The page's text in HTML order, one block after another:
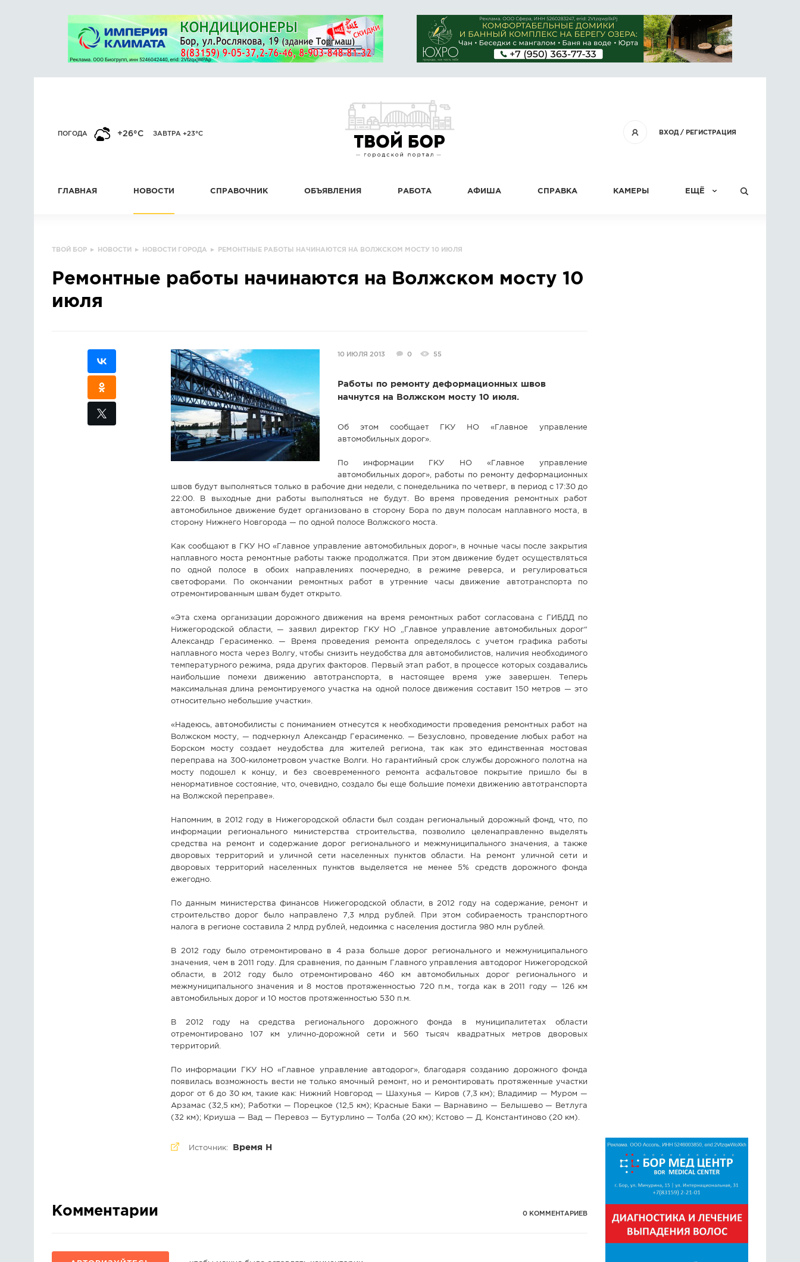
ВХОД/ РЕГИСТРАЦИЯ
ПОГОДА +26°C ЗАВТРА +23°C
ГЛАВНАЯ НОВОСТИ СПРАВОЧНИК ОБЪЯВЛЕНИЯ РАБОТА АФИША СПРАВКА КАМЕРЫ ЕЩЁ
ТВОЙ БОР ▸ НОВОСТИ ▸ НОВОСТИ ГОРОДА ▸ РЕМОНТНЫЕ РАБОТЫ НАЧИНАЮТСЯ НА ВОЛЖСКОМ МОСТУ 10 ИЮЛЯ
Ремонтные работы начинаются на Волжском мосту 10
июля
10 ИЮЛЯ 2013 0 55
Работы по ремонту деформационных швов
начнутся на Волжском мосту 10 июля.
Об этом сообщает ГКУ НО «Главное управление
автомобильных дорог».
По информации ГКУ НО «Главное управление
автомобильных дорог», работы по ремонту деформационных
швов будут выполняться только в рабочие дни недели, с понедельника по четверг, в период с 17:30 до
22:00. В выходные дни работы выполняться не будут. Во время проведения ремонтных работ
автомобильное движение будет организовано в сторону Бора по двум полосам наплавного моста, в
сторону Нижнего Новгорода — по одной полосе Волжского моста.
Как сообщают в ГКУ НО «Главное управление автомобильных дорог», в ночные часы после закрытия
наплавного моста ремонтные работы также продолжатся. При этом движение будет осуществляться
по одной полосе в обоих направлениях поочередно, в режиме реверса, и регулироваться
светофорами. По окончании ремонтных работ в утренние часы движение автотранспорта по
отремонтированным швам будет открыто.
«Эта схема организации дорожного движения на время ремонтных работ согласована с ГИБДД по
Нижегородской области, — заявил директор ГКУ НО „Главное управление автомобильных дорог“
Александр Герасименко. — Время проведения ремонта определялось с учетом графика работы
наплавного моста через Волгу, чтобы снизить неудобства для автомобилистов, наличия необходимого
температурного режима, ряда других факторов. Первый этап работ, в процессе которых создавались
наибольшие помехи движению автотранспорта, в настоящее время уже завершен. Теперь
максимальная длина ремонтируемого участка на одной полосе движения составит 150 метров — это
относительно небольшие участки».
«Надеюсь, автомобилисты с пониманием отнесутся к необходимости проведения ремонтных работ на
Волжском мосту, — подчеркнул Александр Герасименко. — Безусловно, проведение любых работ на
Борском мосту создает неудобства для жителей региона, так как это единственная мостовая
переправа на 300-километровом участке Волги. Но гарантийный срок службы дорожного полотна на
мосту подошел к концу, и без своевременного ремонта асфальтовое покрытие пришло бы в
ненормативное состояние, что, очевидно, создало бы еще большие помехи движению автотранспорта
на Волжской переправе».
Напомним, в 2012 году в Нижегородской области был создан региональный дорожный фонд, что, по
информации регионального министерства строительства, позволило целенаправленно выделять
средства на ремонт и содержание дорог регионального и межмуниципального значения, а также
дворовых территорий и уличной сети населенных пунктов области. На ремонт уличной сети и
дворовых территорий населенных пунктов выделяется не менее 5% средств дорожного фонда
ежегодно.
По данным министерства финансов Нижегородской области, в 2012 году на содержание, ремонт и
строительство дорог было направлено 7,3 млрд рублей. При этом собираемость транспортного
налога в регионе составила 2 млрд рублей, недоимка с населения достигла 980 млн рублей.
В 2012 году было отремонтировано в 4 раза больше дорог регионального и межмуниципального
значения, чем в 2011 году. Для сравнения, по данным Главного управления автодорог Нижегородской
области, в 2012 году было отремонтировано 460 км автомобильных дорог регионального и
межмуниципального значения и 8 мостов протяженностью 720 п.м., тогда как в 2011 году — 126 км
автомобильных дорог и 10 мостов протяженностью 530 п.м.
В 2012 году на средства регионального дорожного фонда в муниципалитетах области
отремонтировано 107 км улично-дорожной сети и 560 тысяч квадратных метров дворовых
территорий.
По информации ГКУ НО «Главное управление автодорог», благодаря созданию дорожного фонда
появилась возможность вести не только ямочный ремонт, но и ремонтировать протяженные участки
дорог от 6 до 30 км, такие как: Нижний Новгород — Шахунья — Киров (7,3 км); Владимир — Муром —
Арзамас (32,5 км); Работки — Порецкое (12,5 км); Красные Баки — Варнавино — Белышево — Ветлуга
(32 км); Криуша — Вад — Перевоз — Бутурлино — Толба (20 км); Кстово — Д. Константиново (20 км).
Источник: Время Н
Комментарии 0 КОММЕНТАРИЕВ